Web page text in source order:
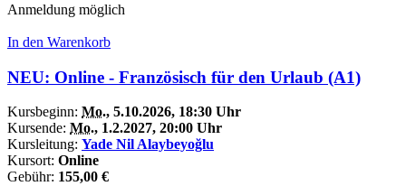
Anmeldung möglich
In den Warenkorb
NEU: Online - Französisch für den Urlaub (A1)
Kursbeginn: Mo., 5.10.2026, 18:30 Uhr
Kursende: Mo., 1.2.2027, 20:00 Uhr
Kursleitung: Yade Nil Alaybeyoğlu
Kursort: Online
Gebühr: 155,00 €